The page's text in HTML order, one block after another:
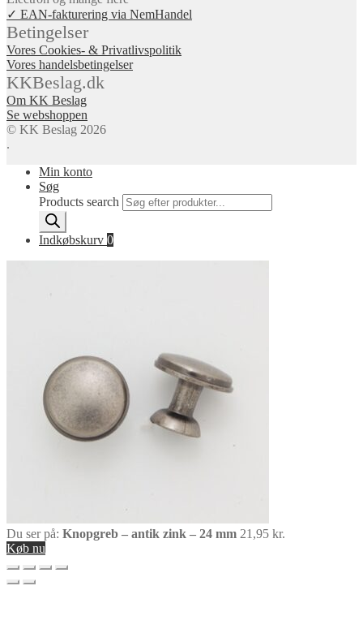
✓ EAN-fakturering via NemHandel
Betingelser
Vores Cookies- & Privatlivspolitik
Vores handelsbetingelser
KKBeslag.dk
Om KK Beslag
Se webshoppen
© KK Beslag 2026
.
Min konto
Søg
Products search
Indkøbskurv 0
Du ser på: Knopgreb – antik zink – 24 mm 21,95 kr.
Køb nu